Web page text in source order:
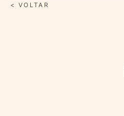
< VOLTAR